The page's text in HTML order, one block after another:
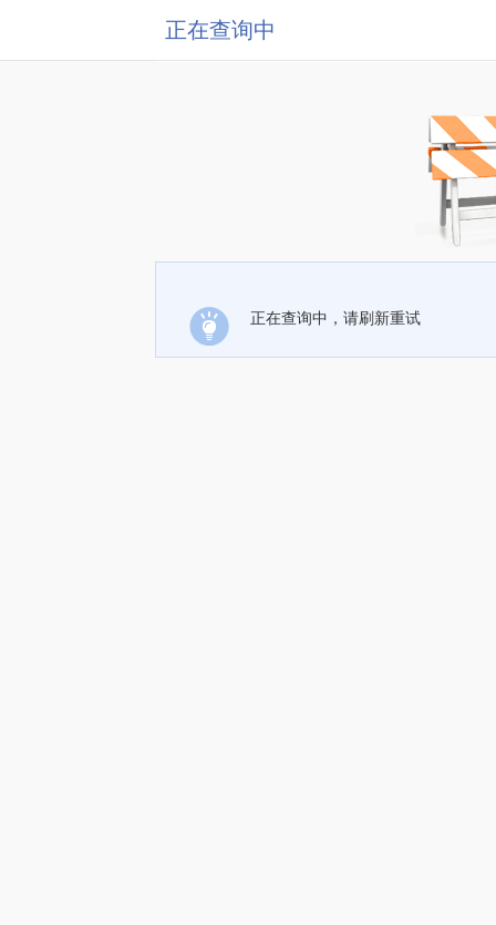
正在查询中
正在查询中，请刷新重试